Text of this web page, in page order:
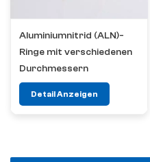
Aluminiumnitrid (ALN)-
Ringe mit verschiedenen
Durchmessern
Detail Anzeigen